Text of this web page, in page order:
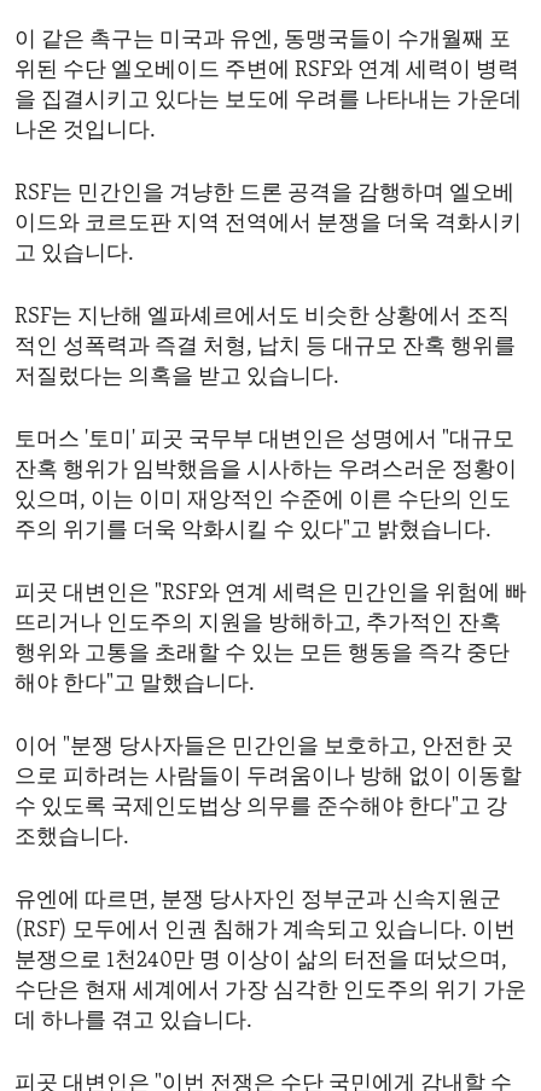
이 같은 촉구는 미국과 유엔, 동맹국들이 수개월째 포
위된 수단 엘오베이드 주변에 RSF와 연계 세력이 병력
을 집결시키고 있다는 보도에 우려를 나타내는 가운데
나온 것입니다.
RSF는 민간인을 겨냥한 드론 공격을 감행하며 엘오베
이드와 코르도판 지역 전역에서 분쟁을 더욱 격화시키
고 있습니다.
RSF는 지난해 엘파셰르에서도 비슷한 상황에서 조직
적인 성폭력과 즉결 처형, 납치 등 대규모 잔혹 행위를
저질렀다는 의혹을 받고 있습니다.
토머스 '토미' 피곳 국무부 대변인은 성명에서 "대규모
잔혹 행위가 임박했음을 시사하는 우려스러운 정황이
있으며, 이는 이미 재앙적인 수준에 이른 수단의 인도
주의 위기를 더욱 악화시킬 수 있다"고 밝혔습니다.
피곳 대변인은 "RSF와 연계 세력은 민간인을 위험에 빠
뜨리거나 인도주의 지원을 방해하고, 추가적인 잔혹
행위와 고통을 초래할 수 있는 모든 행동을 즉각 중단
해야 한다"고 말했습니다.
이어 "분쟁 당사자들은 민간인을 보호하고, 안전한 곳
으로 피하려는 사람들이 두려움이나 방해 없이 이동할
수 있도록 국제인도법상 의무를 준수해야 한다"고 강
조했습니다.
유엔에 따르면, 분쟁 당사자인 정부군과 신속지원군
(RSF) 모두에서 인권 침해가 계속되고 있습니다. 이번
분쟁으로 1천240만 명 이상이 삶의 터전을 떠났으며,
수단은 현재 세계에서 가장 심각한 인도주의 위기 가운
데 하나를 겪고 있습니다.
피곳 대변인은 "이번 전쟁은 수단 국민에게 감내할 수